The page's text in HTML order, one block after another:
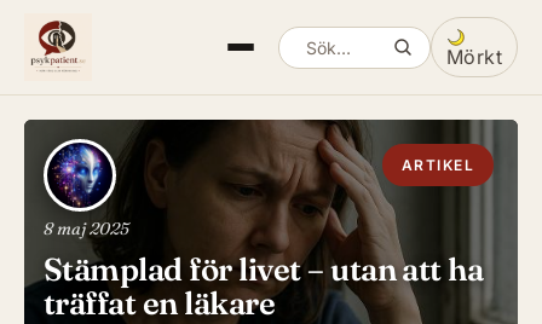
Sök artiklar Mörkt
Växla
ARTIKEL
8 maj 2025
Stämplad för livet – utan att ha
träffat en läkare